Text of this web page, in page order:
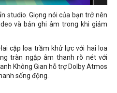
studio. Giọng nói của bạn trở nên
và bản ghi âm trong khi giảm
cặp loa trầm khử lực với hai loa
tràn ngập âm thanh rõ nét với
Không Gian hỗ trợ Dolby Atmos
sống động.